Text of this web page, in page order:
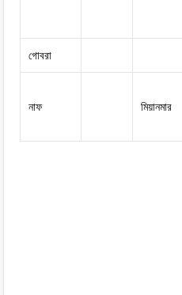
গোবরা
নাফ মিয়ানমার